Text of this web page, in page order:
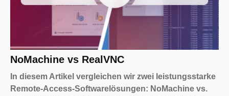
NoMachine vs RealVNC
In diesem Artikel vergleichen wir zwei leistungsstarke
Remote-Access-Softwarelösungen: NoMachine vs.